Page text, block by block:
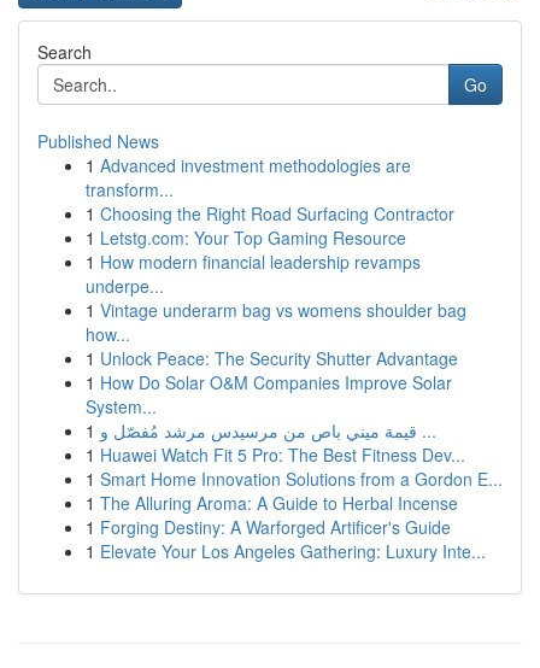
Search
Go
Published News
1 Advanced investment methodologies are
transform...
1 Choosing the Right Road Surfacing Contractor
1 Letstg.com: Your Top Gaming Resource
1 How modern financial leadership revamps
underpe...
1 Vintage underarm bag vs womens shoulder bag
how...
1 Unlock Peace: The Security Shutter Advantage
1 How Do Solar O&M Companies Improve Solar
System...
1
قيمة ميني باص من مرسيدس مرشد مُفصّل و ...
1 Huawei Watch Fit 5 Pro: The Best Fitness Dev...
1 Smart Home Innovation Solutions from a Gordon E...
1 The Alluring Aroma: A Guide to Herbal Incense
1 Forging Destiny: A Warforged Artificer's Guide
1 Elevate Your Los Angeles Gathering: Luxury Inte...